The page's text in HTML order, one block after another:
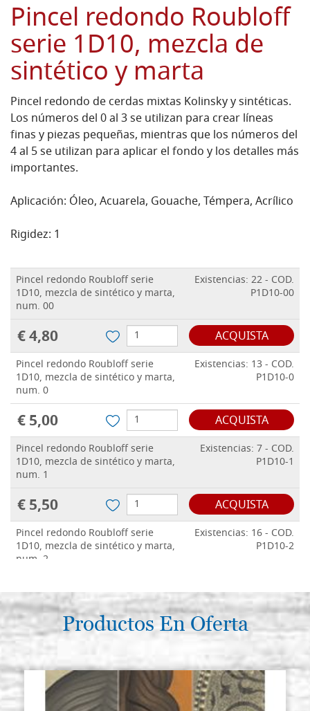
Pincel redondo Roubloff
serie 1D10, mezcla de
sintético y marta
Pincel redondo de cerdas mixtas Kolinsky y sintéticas.
Los números del 0 al 3 se utilizan para crear líneas
finas y piezas pequeñas, mientras que los números del
4 al 5 se utilizan para aplicar el fondo y los detalles más
importantes.
Aplicación: Óleo, Acuarela, Gouache, Témpera, Acrílico
Rigidez: 1
Pincel redondo Roubloff serie
1D10, mezcla de sintético y marta,
num. 00
Existencias: 22 - COD.
P1D10-00
€ 4,80 ACQUISTA
Pincel redondo Roubloff serie
1D10, mezcla de sintético y marta,
num. 0
Existencias: 13 - COD.
P1D10-0
€ 5,00 ACQUISTA
Pincel redondo Roubloff serie
1D10, mezcla de sintético y marta,
num. 1
Existencias: 7 - COD.
P1D10-1
€ 5,50 ACQUISTA
Pincel redondo Roubloff serie
1D10, mezcla de sintético y marta,
num. 2
Existencias: 16 - COD.
P1D10-2
€ 9,00 ACQUISTA
Pincel redondo Roubloff serie
1D10, mezcla de sintético y marta,
Existencias: 8 - COD.
P1D10-3
€ 17,00 ACQUISTA
Pincel redondo Roubloff serie
Existencias: 9 - COD.
Productos En Oferta